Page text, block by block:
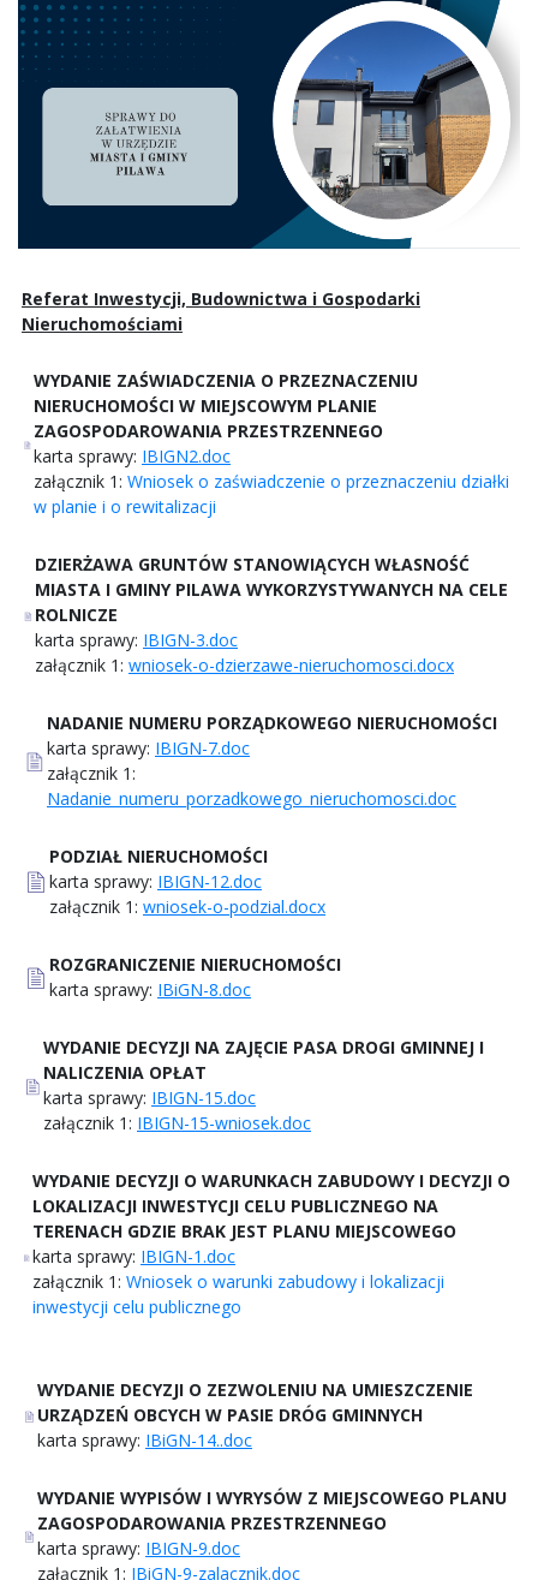
Referat Inwestycji, Budownictwa i Gospodarki
Nieruchomościami
WYDANIE ZAŚWIADCZENIA O PRZEZNACZENIU
NIERUCHOMOŚCI W MIEJSCOWYM PLANIE
ZAGOSPODAROWANIA PRZESTRZENNEGO
karta sprawy: IBIGN2.doc
załącznik 1: Wniosek o zaświadczenie o przeznaczeniu działki
w planie i o rewitalizacji
DZIERŻAWA GRUNTÓW STANOWIĄCYCH WŁASNOŚĆ
MIASTA I GMINY PILAWA WYKORZYSTYWANYCH NA CELE
ROLNICZE
karta sprawy: IBIGN-3.doc
załącznik 1: wniosek-o-dzierzawe-nieruchomosci.docx
NADANIE NUMERU PORZĄDKOWEGO NIERUCHOMOŚCI
karta sprawy: IBIGN-7.doc
załącznik 1:
Nadanie_numeru_porzadkowego_nieruchomosci.doc
PODZIAŁ NIERUCHOMOŚCI
karta sprawy: IBIGN-12.doc
załącznik 1: wniosek-o-podzial.docx
ROZGRANICZENIE NIERUCHOMOŚCI
karta sprawy: IBiGN-8.doc
WYDANIE DECYZJI NA ZAJĘCIE PASA DROGI GMINNEJ I
NALICZENIA OPŁAT
karta sprawy: IBIGN-15.doc
załącznik 1: IBIGN-15-wniosek.doc
WYDANIE DECYZJI O WARUNKACH ZABUDOWY I DECYZJI O
LOKALIZACJI INWESTYCJI CELU PUBLICZNEGO NA
TERENACH GDZIE BRAK JEST PLANU MIEJSCOWEGO
karta sprawy: IBIGN-1.doc
załącznik 1: Wniosek o warunki zabudowy i lokalizacji
inwestycji celu publicznego
WYDANIE DECYZJI O ZEZWOLENIU NA UMIESZCZENIE
URZĄDZEŃ OBCYCH W PASIE DRÓG GMINNYCH
karta sprawy: IBiGN-14..doc
WYDANIE WYPISÓW I WYRYSÓW Z MIEJSCOWEGO PLANU
ZAGOSPODAROWANIA PRZESTRZENNEGO
karta sprawy: IBIGN-9.doc
załącznik 1: IBiGN-9-zalacznik.doc